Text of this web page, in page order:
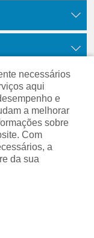
necessários
aqui
e
a melhorar
sobre
Com
a
da sua